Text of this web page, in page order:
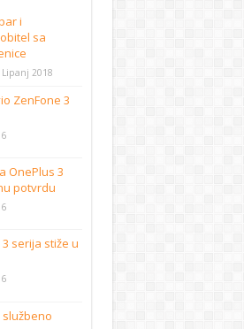
i
sa
Lipanj 2018
ZenFone 3
OnePlus 3
potvrdu
serija stiže u
službeno